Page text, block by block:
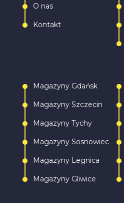
O nas
Kontakt
Magazyny Gdańsk
Magazyny Szczecin
Magazyny Tychy
Magazyny Sosnowiec
Magazyny Legnica
Magazyny Gliwice